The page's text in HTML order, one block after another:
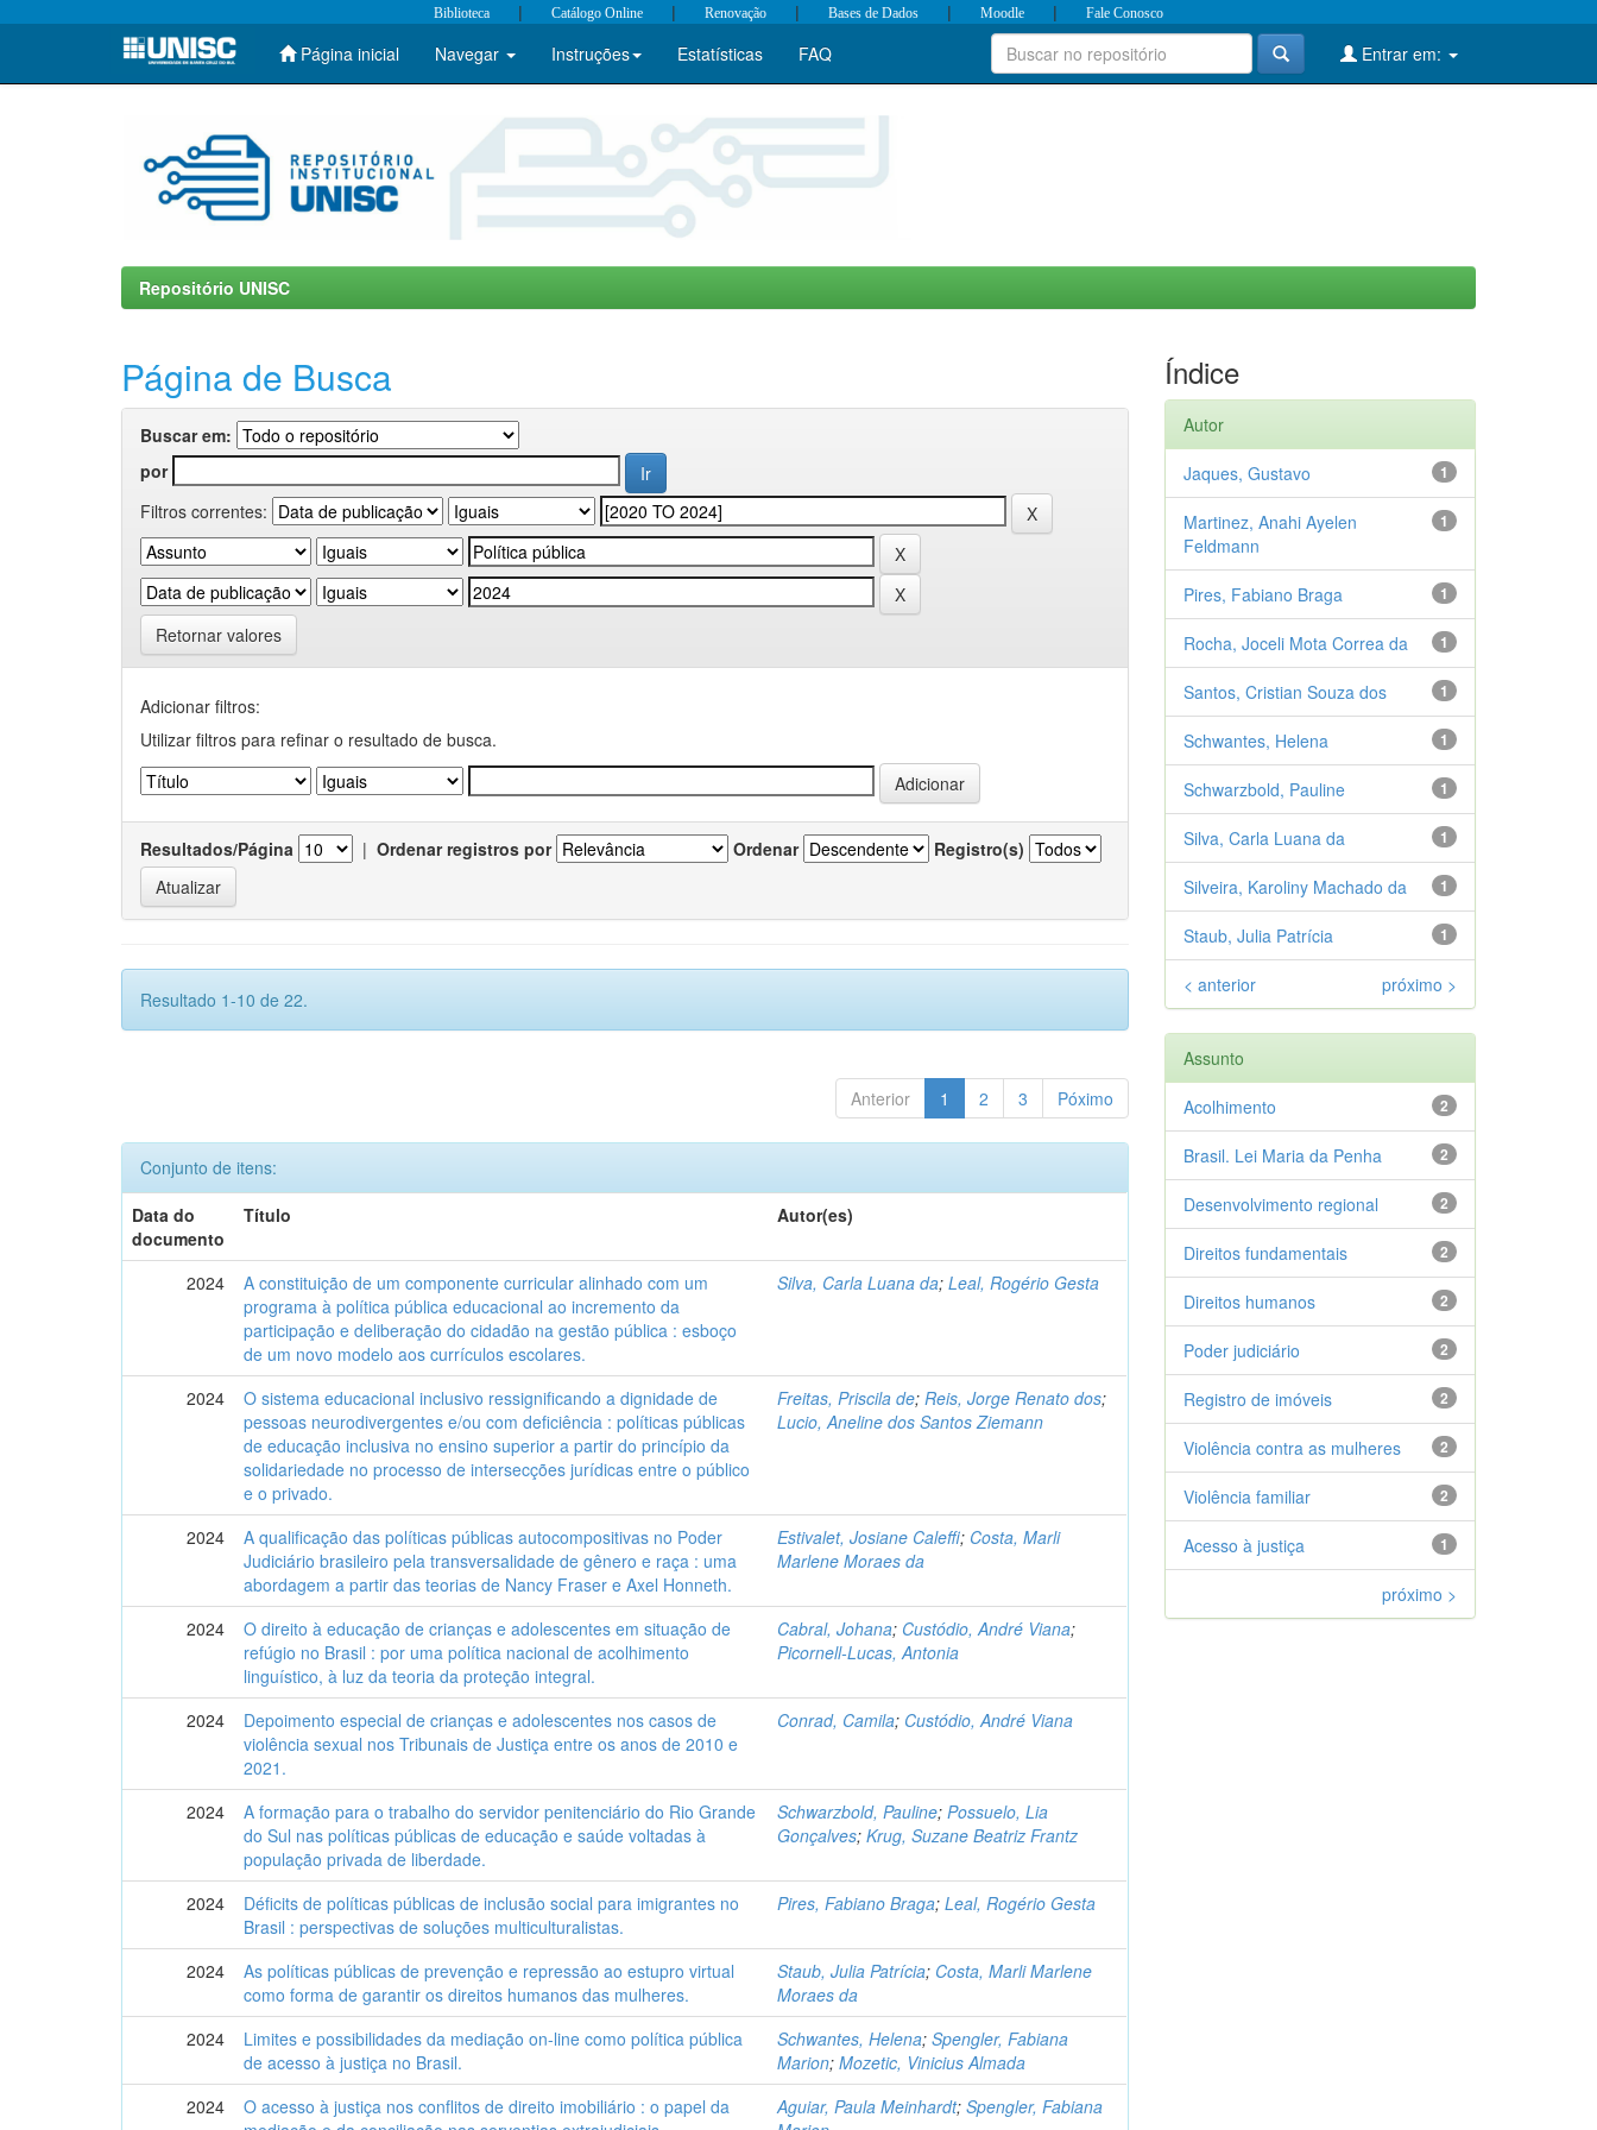
Skip
Biblioteca | Catálogo Online | Renovação | Bases de Dados | Moodle | Fale Conosco
Página inicial Navegar Instruções Estatísticas FAQ Entrar em:
Repositório UNISC
Página de Busca
Buscar em:
por
Filtros correntes:
Retornar valores
Adicionar filtros:
Utilizar filtros para refinar o resultado de busca.
Resultados/Página | Ordenar registros por Ordenar Registro(s)
Resultado 1-10 de 22.
Anterior 1 2 3 Póximo
Conjunto de itens:
Data do
documento
Título Autor(es)
2024
A constituição de um componente curricular alinhado com um
programa à política pública educacional ao incremento da
participação e deliberação do cidadão na gestão pública : esboço
de um novo modelo aos currículos escolares.
Silva, Carla Luana da;Leal, Rogério Gesta
2024
O sistema educacional inclusivo ressignificando a dignidade de
pessoas neurodivergentes e/ou com deficiência : políticas públicas
de educação inclusiva no ensino superior a partir do princípio da
solidariedade no processo de intersecções jurídicas entre o público
e o privado.
Freitas, Priscila de;Reis, Jorge Renato dos;
Lucio, Aneline dos Santos Ziemann
2024
A qualificação das políticas públicas autocompositivas no Poder
Judiciário brasileiro pela transversalidade de gênero e raça : uma
abordagem a partir das teorias de Nancy Fraser e Axel Honneth.
Estivalet, Josiane Caleffi; Costa, Marli
Marlene Moraes da
2024
O direito à educação de crianças e adolescentes em situação de
refúgio no Brasil : por uma política nacional de acolhimento
linguístico, à luz da teoria da proteção integral.
Cabral, Johana; Custódio, André Viana;
Picornell-Lucas, Antonia
2024
Depoimento especial de crianças e adolescentes nos casos de
violência sexual nos Tribunais de Justiça entre os anos de 2010 e
2021.
Conrad, Camila; Custódio, André Viana
2024
A formação para o trabalho do servidor penitenciário do Rio Grande
do Sul nas políticas públicas de educação e saúde voltadas à
população privada de liberdade.
Schwarzbold, Pauline;Possuelo, Lia
Gonçalves;Krug, Suzane Beatriz Frantz
2024
Déficits de políticas públicas de inclusão social para imigrantes no
Brasil : perspectivas de soluções multiculturalistas.
Pires, Fabiano Braga;Leal, Rogério Gesta
2024
As políticas públicas de prevenção e repressão ao estupro virtual
como forma de garantir os direitos humanos das mulheres.
Staub, Julia Patrícia; Costa, Marli Marlene
Moraes da
2024
Limites e possibilidades da mediação on-line como política pública
de acesso à justiça no Brasil.
Schwantes, Helena;Spengler, Fabiana
Marion;Mozetic, Vinicius Almada
2024
O acesso à justiça nos conflitos de direito imobiliário : o papel da
Aguiar, Paula Meinhardt;Spengler, Fabiana
Índice
Autor
1
Jaques, Gustavo
1
Martinez, Anahi Ayelen
Feldmann
1
Pires, Fabiano Braga
1
Rocha, Joceli Mota Correa da
1
Santos, Cristian Souza dos
1
Schwantes, Helena
1
Schwarzbold, Pauline
1
Silva, Carla Luana da
1
Silveira, Karoliny Machado da
1
Staub, Julia Patrícia
< anterior próximo >
Assunto
2
Acolhimento
2
Brasil. Lei Maria da Penha
2
Desenvolvimento regional
2
Direitos fundamentais
2
Direitos humanos
2
Poder judiciário
2
Registro de imóveis
2
Violência contra as mulheres
2
Violência familiar
1
Acesso à justiça
próximo >